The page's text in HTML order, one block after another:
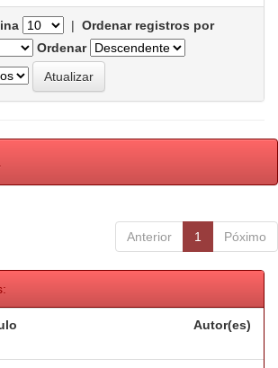
| Ordenar registros por
Ordenar
Anterior 1 Póximo
Autor(es)